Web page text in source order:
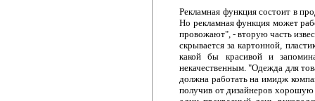
Рекламная функция состоит в
Но рекламная функция может
провожают", - вторую часть
скрывается за картонной,
какой бы красивой и
некачественным. "Одежда для
должна работать на имидж
получив от дизайнеров